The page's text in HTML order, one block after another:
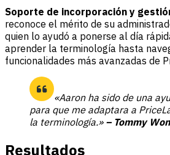
Soporte de incorporación y
reconoce el mérito de su
quien lo ayudó a ponerse al día
aprender la terminología hasta
funcionalidades más avanzadas de
«Aaron ha sido de una
para que me adaptara a
la terminología.» – Tommy
Resultados